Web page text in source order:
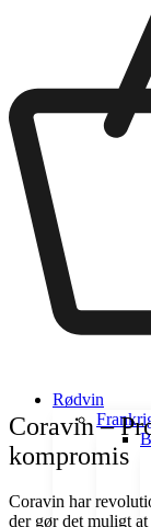
Rødvin
Coravin –
kompromis
Coravin har
der gør det muligt